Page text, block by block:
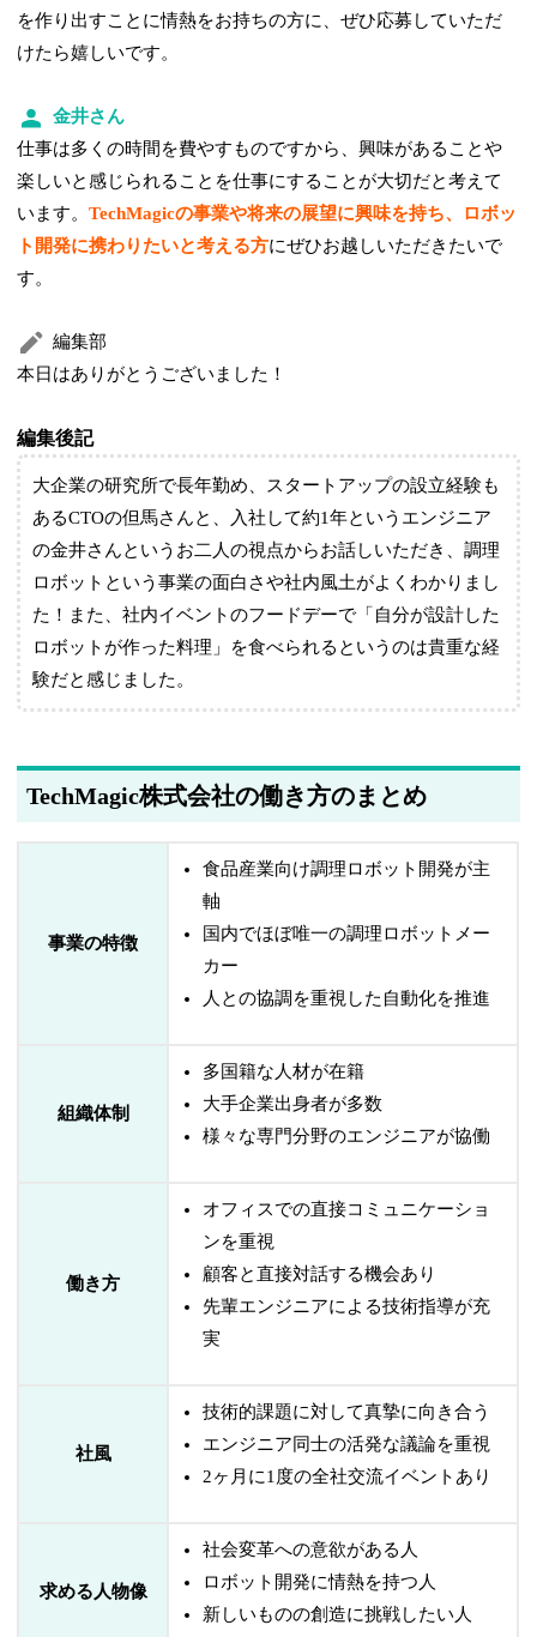
を作り出すことに情熱をお持ちの方に、ぜひ応募していただ
けたら嬉しいです。
金井さん
仕事は多くの時間を費やすものですから、興味があることや
楽しいと感じられることを仕事にすることが大切だと考えて
います。TechMagicの事業や将来の展望に興味を持ち、ロボッ
ト開発に携わりたいと考える方にぜひお越しいただきたいで
す。
編集部
本日はありがとうございました！
編集後記
大企業の研究所で長年勤め、スタートアップの設立経験も
あるCTOの但馬さんと、入社して約1年というエンジニア
の金井さんというお二人の視点からお話しいただき、調理
ロボットという事業の面白さや社内風土がよくわかりまし
た！また、社内イベントのフードデーで「自分が設計した
ロボットが作った料理」を食べられるというのは貴重な経
験だと感じました。
TechMagic株式会社の働き方のまとめ
事業の特徴
食品産業向け調理ロボット開発が主
軸
国内でほぼ唯一の調理ロボットメー
カー
人との協調を重視した自動化を推進
組織体制
多国籍な人材が在籍
大手企業出身者が多数
様々な専門分野のエンジニアが協働
働き方
オフィスでの直接コミュニケーショ
ンを重視
顧客と直接対話する機会あり
先輩エンジニアによる技術指導が充
実
社風
技術的課題に対して真摯に向き合う
エンジニア同士の活発な議論を重視
2ヶ月に1度の全社交流イベントあり
求める人物像
社会変革への意欲がある人
ロボット開発に情熱を持つ人
新しいものの創造に挑戦したい人